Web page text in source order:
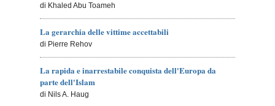
di Khaled Abu Toameh
La gerarchia delle vittime accettabili
di Pierre Rehov
La rapida e inarrestabile conquista dell'Europa da
parte dell'Islam
di Nils A. Haug